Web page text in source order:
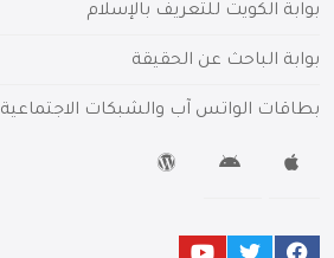
بوابة الكويت للتعريف بالإسلام
بوابة الباحث عن الحقيقة
بطاقات الواتس آب والشبكات الاجتماعية